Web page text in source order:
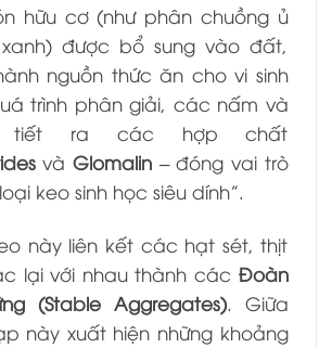
hữu cơ (như phân chuồng ủ
được bổ sung vào đất,
nguồn thức ăn cho vi sinh
trình phân giải, các nấm và
tiết ra các hợp chất
và Glomalin– đóng vai trò
keo sinh học siêu dính”.
này liên kết các hạt sét, thịt
lại với nhau thành các Đoàn
(Stable Aggregates). Giữa
này xuất hiện những khoảng